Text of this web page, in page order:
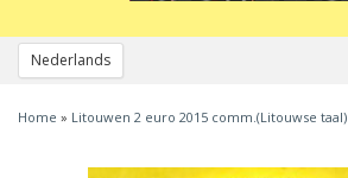
Nederlands
Home » Litouwen 2 euro 2015 comm.(Litouwse taal)